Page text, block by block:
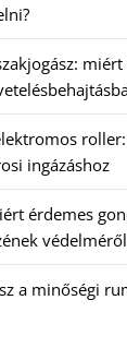
ingázáshoz
érdemes
a minőségi